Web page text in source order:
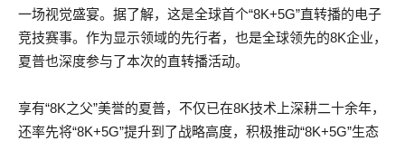
一场视觉盛宴。据了解，这是全球首个“8K+5G”直转播的电子
竞技赛事。作为显示领域的先行者，也是全球领先的8K企业，
夏普也深度参与了本次的直转播活动。
享有“8K之父”美誉的夏普，不仅已在8K技术上深耕二十余年，
还率先将“8K+5G”提升到了战略高度，积极推动“8K+5G”生态